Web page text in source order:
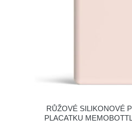
RŮŽOVÉ SILIKONOVÉ
PLACATKU